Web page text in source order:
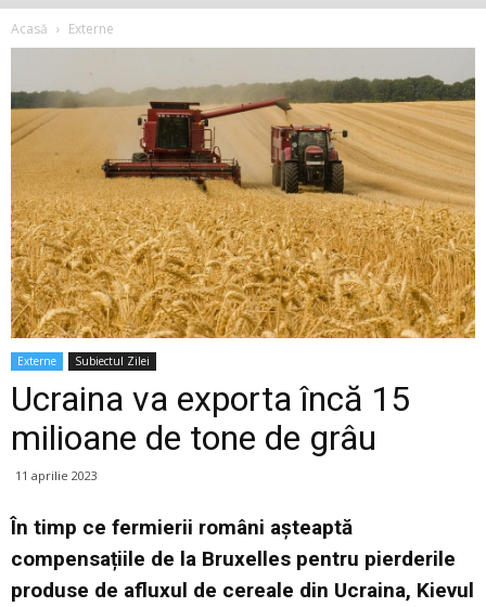
Acasă Externe
Externe Subiectul Zilei
Ucraina va exporta încă 15
milioane de tone de grâu
11 aprilie 2023
În timp ce fermierii români așteaptă
compensațiile de la Bruxelles pentru pierderile
produse de afluxul de cereale din Ucraina, Kievul